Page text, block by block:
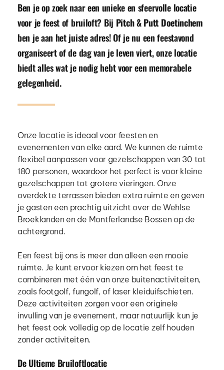
Ben je op zoek naar een unieke en sfeervolle locatie
voor je feest of bruiloft? Bij Pitch & Putt Doetinchem
ben je aan het juiste adres! Of je nu een feestavond
organiseert of de dag van je leven viert, onze locatie
biedt alles wat je nodig hebt voor een memorabele
gelegenheid.
Onze locatie is ideaal voor feesten en
evenementen van elke aard. We kunnen de ruimte
flexibel aanpassen voor gezelschappen van 30 tot
180 personen, waardoor het perfect is voor kleine
gezelschappen tot grotere vieringen. Onze
overdekte terrassen bieden extra ruimte en geven
je gasten een prachtig uitzicht over de Wehlse
Broeklanden en de Montferlandse Bossen op de
achtergrond.
Een feest bij ons is meer dan alleen een mooie
ruimte. Je kunt ervoor kiezen om het feest te
combineren met één van onze buitenactiviteiten,
zoals footgolf, fungolf, of laser kleiduifschieten.
Deze activiteiten zorgen voor een originele
invulling van je evenement, maar natuurlijk kun je
het feest ook volledig op de locatie zelf houden
zonder activiteiten.
De Ultieme Bruiloftlocatie